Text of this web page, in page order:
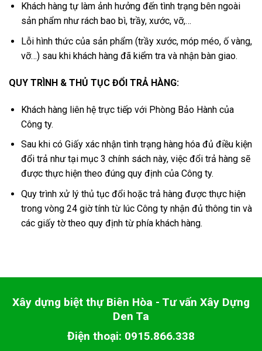
Khách hàng tự làm ảnh hưởng đến tình trạng bên ngoài
sản phẩm như rách bao bì, trầy, xước, vỡ,…
Lỗi hình thức của sản phẩm (trầy xước, móp méo, ố vàng,
vỡ…) sau khi khách hàng đã kiểm tra và nhận bàn giao.
QUY TRÌNH & THỦ TỤC ĐỔI TRẢ HÀNG:
Khách hàng liên hệ trực tiếp với Phòng Bảo Hành của
Công ty.
Sau khi có Giấy xác nhận tình trạng hàng hóa đủ điều kiện
đổi trả như tại mục 3 chính sách này, việc đổi trả hàng sẽ
được thực hiện theo đúng quy định của Công ty.
Quy trình xử lý thủ tục đổi hoặc trả hàng được thực hiện
trong vòng 24 giờ tính từ lúc Công ty nhận đủ thông tin và
các giấy tờ theo quy định từ phía khách hàng.
Xây dựng biệt thự Biên Hòa - Tư vấn Xây Dựng
Den Ta
Điện thoại: 0915.866.338